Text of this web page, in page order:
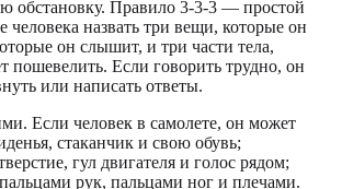
обстановку. Правило 3-3-3 — простой
человека назвать три вещи, которые он
он слышит, и три части тела,
пошевелить. Если говорить трудно, он
или написать ответы.
Если человек в самолете, он может
стаканчик и свою обувь;
гул двигателя и голос рядом;
рук, пальцами ног и плечами.